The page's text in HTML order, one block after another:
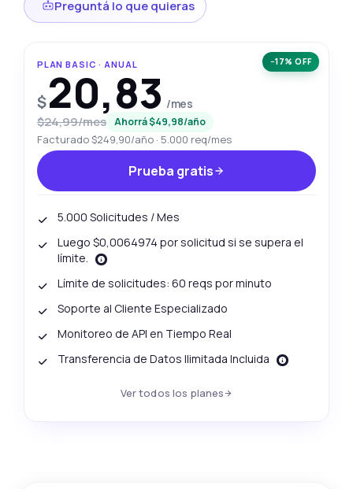
Preguntá lo que quieras
−17% OFF
PLAN BASIC · ANUAL
$20,83 /mes
$24,99/mes Ahorrá $49,98/año
Facturado $249,90/año · 5.000 req/mes
Prueba gratis
5.000 Solicitudes / Mes
Luego $0,0064974 por solicitud si se supera el
límite.
Límite de solicitudes: 60 reqs por minuto
Soporte al Cliente Especializado
Monitoreo de API en Tiempo Real
Transferencia de Datos Ilimitada Incluida
Ver todos los planes